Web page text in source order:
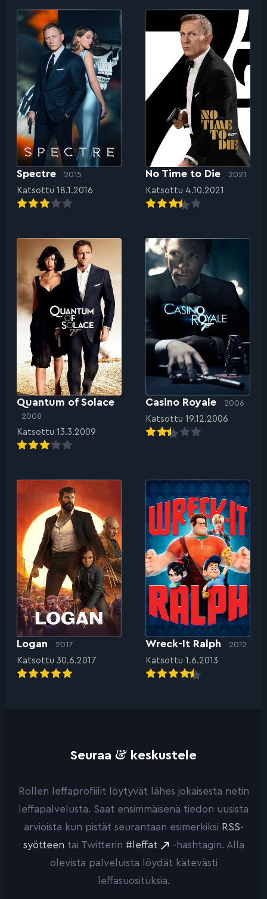
Spectre 2015
Katsottu 18.1.2016
No Time to Die 2021
Katsottu 4.10.2021
Quantum of Solace
2008
Katsottu 13.3.2009
Casino Royale 2006
Katsottu 19.12.2006
Logan 2017
Katsottu 30.6.2017
Wreck-It Ralph 2012
Katsottu 1.6.2013
Seuraa & keskustele
Rollen leffaprofiilit löytyvät lähes jokaisesta netin
leffapalvelusta. Saat ensimmäisenä tiedon uusista
arvioista kun pistät seurantaan esimerkiksi RSS-
syötteen tai Twitterin #leffat
-hashtagin. Alla
olevista palveluista löydät kätevästi
leffasuosituksia.